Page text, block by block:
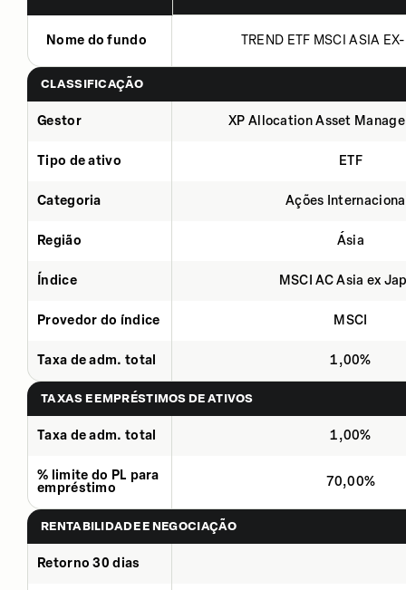
Nome do fundo TREND ETF MSCI ASIA
CLASSIFICAÇÃO
Gestor XP Allocation Asset
Tipo de ativo ETF
Categoria Ações
Região Ásia
Índice MSCI AC Asia ex
Provedor do índice MSCI
Taxa de adm. total 1,00%
TAXAS E EMPRÉSTIMOS DE ATIVOS
Taxa de adm. total 1,00%
% limite do PL para
empréstimo
70,00%
RENTABILIDADE E NEGOCIAÇÃO
Retorno 30 dias